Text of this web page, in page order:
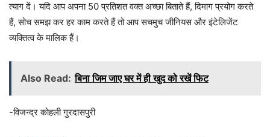
त्याग दें। यदि आप अपना 50 प्रतिशत वक्त अच्छा बिताते हैं, दिमाग प्रयोग करते
हैं, सोच समझ कर हर काम करते हैं तो आप सचमुच जीनियस और इंटेलिजेंट
व्यक्तित्व के मालिक हैं।
Also Read: बिना जिम जाए घर में ही खुद को रखें फिट
-विजन्द्र कोहली गुरदासपुरी